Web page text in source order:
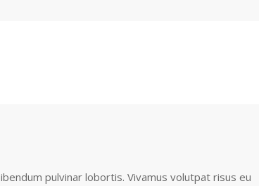
pulvinar lobortis. Vivamus volutpat risus eu